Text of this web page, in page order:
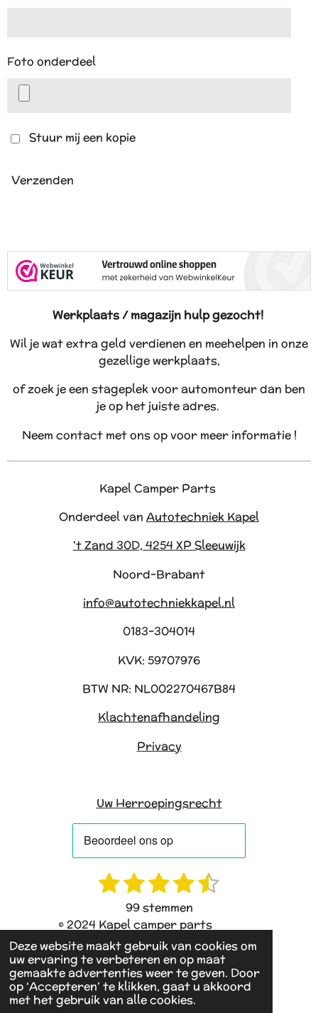
Deze website maakt gebruik van cookies om
uw ervaring te verbeteren en op maat
gemaakte advertenties weer te geven. Door
op ‘Accepteren’ te klikken, gaat u akkoord
met het gebruik van alle cookies.
Foto onderdeel
Stuur mij een kopie
Verzenden
Werkplaats / magazijn hulp gezocht!
Wil je wat extra geld verdienen en meehelpen in onze
gezellige werkplaats,
of zoek je een stageplek voor automonteur dan ben
je op het juiste adres.
Neem contact met ons op voor meer informatie !
Kapel Camper Parts
Onderdeel van Autotechniek Kapel
't Zand 30D, 4254 XP Sleeuwijk
Noord-Brabant
info@autotechniekkapel.nl
0183-304014
KVK: 59707976
BTW NR: NL002270467B84
Klachtenafhandeling
Privacy
Uw Herroepingsrecht
i
n
g
4
1
t
e
r
2
s
t
e
r
r
3
s
t
e
r
r
4
s
t
e
r
r
5
t
e
r
r
m
m
e
n
99 stemmen
© 2024 Kapel camper parts